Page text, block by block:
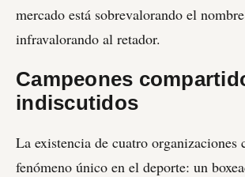
mercado está sobrevalorando el
infravalorando al retador.
Campeones
indiscutidos
La existencia de cuatro organizaciones
fenómeno único en el deporte: un